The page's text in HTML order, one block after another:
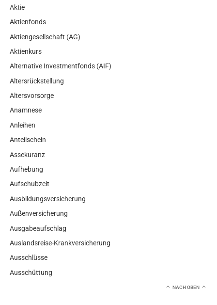
Aktie
Aktienfonds
Aktiengesellschaft (AG)
Aktienkurs
Alternative Investmentfonds (AIF)
Altersrückstellung
Altersvorsorge
Anamnese
Anleihen
Anteilschein
Assekuranz
Aufhebung
Aufschubzeit
Ausbildungsversicherung
Außenversicherung
Ausgabeaufschlag
Auslandsreise-Krankversicherung
Ausschlüsse
Ausschüttung
NACH OBEN